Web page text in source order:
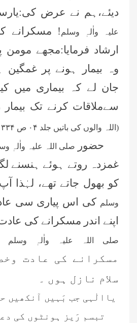
دیئے،ہم نے عرض
علیہ واٰلہٖ وسلم ! مسکرانے
ارشاد فرمایا:مجھے
وہ بیمار ہونے پر غمگین
جان لے کہ بیماری میں
سےملاقات کرنے تک بیمار
(اللہ والوں کی باتیں جلد ۰۴ ص ۳۳۴ )
حضور صلی اللہ علیہ واٰلہٖ
غمزدہ روتے ہوئے ہنسنے
کو بھول جاتے تھے، لہٰذا آپ
وسلم کی اس پیاری سی عادت
اپنے اندر مسکرانے کی
صلی اللہ علیہ واٰلہٖ وسلم
مسکرانے کی عادت
سلام نازل ہوں ۔
یاالٰہی جب بَہیں آنکھیں
تبسم رَیز ہونٹوں کی
عمر
فیضان
جامعۃ
،پاکستان)
ارشد
عبد